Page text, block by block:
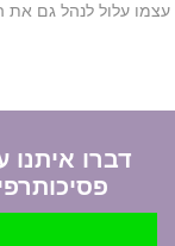
עצמו עלול לנהל גם את
דברו איתנו